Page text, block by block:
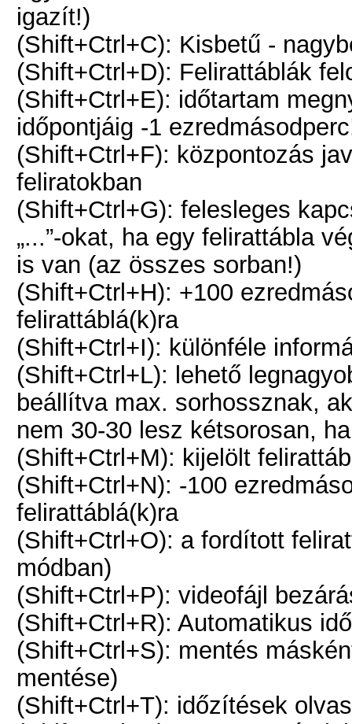
igazít!)
(Shift+Ctrl+C): Kisbetű -
(Shift+Ctrl+D): Felirattáblák
(Shift+Ctrl+E): időtartam
időpontjáig -1
(Shift+Ctrl+F): központozás
feliratokban
(Shift+Ctrl+G): felesleges
„...”-okat, ha egy felirattábla
is van (az összes sorban!)
(Shift+Ctrl+H): +100
felirattáblá(k)ra
(Shift+Ctrl+I): különféle
(Shift+Ctrl+L): lehető
beállítva max. sorhossznak,
nem 30-30 lesz kétsorosan,
(Shift+Ctrl+M): kijelölt
(Shift+Ctrl+N): -100
felirattáblá(k)ra
(Shift+Ctrl+O): a fordított
módban)
(Shift+Ctrl+P): videofájl
(Shift+Ctrl+R): Automatikus
(Shift+Ctrl+S): mentés
mentése)
(Shift+Ctrl+T): időzítések